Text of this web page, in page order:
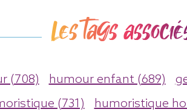
Les tags
(708) humour enfant (689)
(731) humoristique